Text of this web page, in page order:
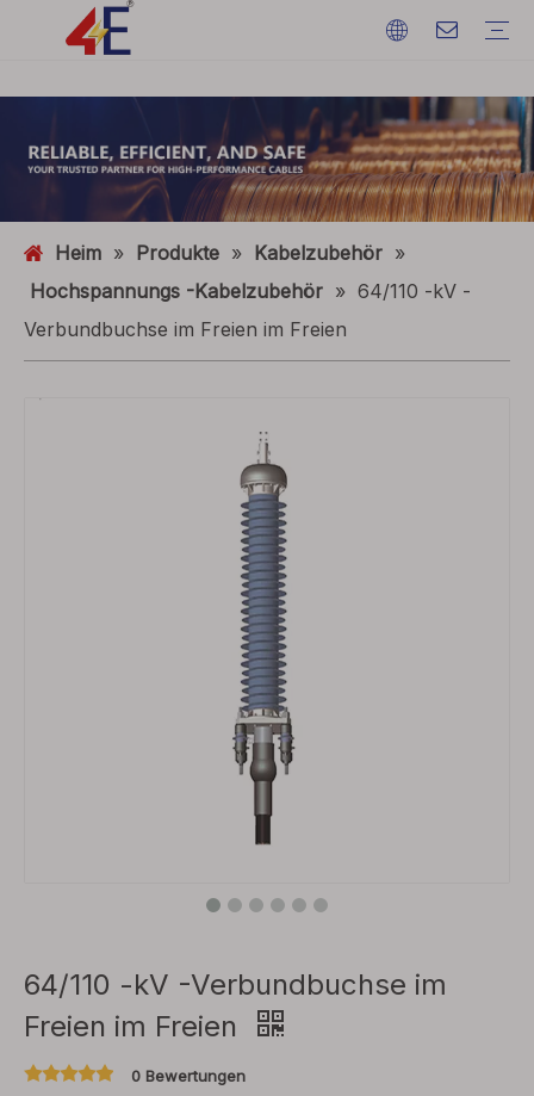
Heim » Produkte » Kabelzubehör »
Hochspannungs -Kabelzubehör » 64/110 -kV -
Verbundbuchse im Freien im Freien
64/110 -kV -Verbundbuchse im
Freien im Freien
0 Bewertungen